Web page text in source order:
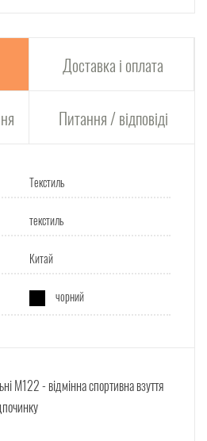
Доставка і оплата
Питання / відповіді
Текстиль
текстиль
Китай
чорний
M122 - відмінна спортивна взуття